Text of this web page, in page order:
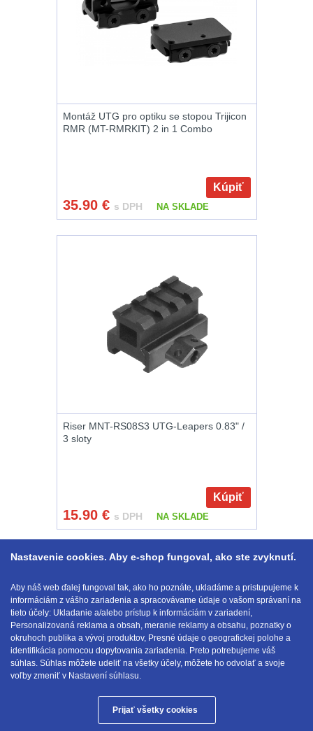
Montáž UTG pro optiku se stopou Trijicon
RMR (MT-RMRKIT) 2 in 1 Combo
Kúpiť
35.90 € s DPH NA SKLADE
Riser MNT-RS08S3 UTG-Leapers 0.83" /
3 sloty
Kúpiť
15.90 € s DPH NA SKLADE
1-24 z 38 1 2 Zobraziť podľa
14 ďalších ...
E-mail:obchod@anod.sk
Nastavenie cookies. Aby e-shop fungoval, ako ste zvyknutí.
Aby náš web ďalej fungoval tak, ako ho poznáte, ukladáme a pristupujeme k
informáciám z vášho zariadenia a spracovávame údaje o vašom správaní na
tieto účely: Ukladanie a/alebo prístup k informáciám v zariadení,
Personalizovaná reklama a obsah, meranie reklamy a obsahu, poznatky o
okruhoch publika a vývoj produktov, Presné údaje o geografickej polohe a
identifikácia pomocou dopytovania zariadenia. Preto potrebujeme váš
súhlas. Súhlas môžete udeliť na všetky účely, môžete ho odvolať a svoje
voľby zmeniť v Nastavení súhlasu.
Prijať všetky cookies